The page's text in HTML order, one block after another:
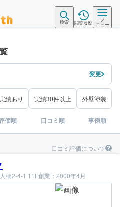
検索 閲覧履歴
メ
ニュー
変更
績あり 実績30件以上 外壁塗装
価順 口コミ順 事例順
口コミ評価について
橋2-4-1 11F創業：2000年4月